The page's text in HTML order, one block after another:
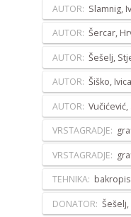
AUTOR: Slamnig,
AUTOR: Šercar,
AUTOR: Šešelj,
AUTOR: Šiško, Ivica
AUTOR: Vučićević,
VRSTAGRADJE:
VRSTAGRADJE:
TEHNIKA: bakropis
DONATOR: